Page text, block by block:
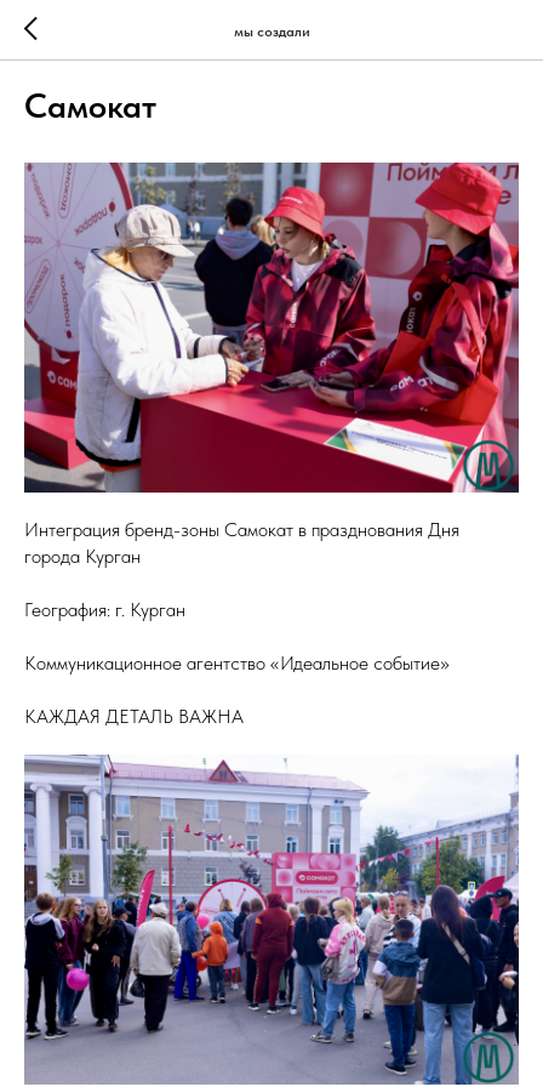
мы создали
Самокат
Интеграция бренд-зоны Самокат в празднования Дня
города Курган
География: г. Курган
Коммуникационное агентство «Идеальное событие»
КАЖДАЯ ДЕТАЛЬ ВАЖНА